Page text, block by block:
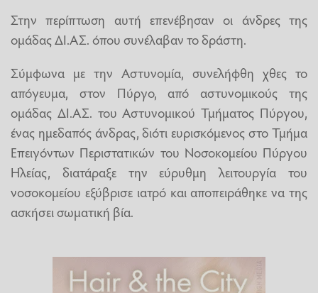
Στην περίπτωση αυτή επενέβησαν οι άνδρες της
ομάδας ΔΙ.ΑΣ. όπου συνέλαβαν το δράστη.
Σύμφωνα με την Αστυνομία, συνελήφθη χθες το
απόγευμα, στον Πύργο, από αστυνομικούς της
ομάδας ΔΙ.ΑΣ. του Αστυνομικού Τμήματος Πύργου,
ένας ημεδαπός άνδρας, διότι ευρισκόμενος στο Τμήμα
Επειγόντων Περιστατικών του Νοσοκομείου Πύργου
Ηλείας, διατάραξε την εύρυθμη λειτουργία του
νοσοκομείου εξύβρισε ιατρό και αποπειράθηκε να της
ασκήσει σωματική βία.